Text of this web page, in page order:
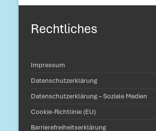
Rechtliches
Impressum
Datenschutzerklärung
Datenschutzerklärung – Soziale Medien
Cookie-Richtlinie (EU)
Barrierefreiheitserklärung